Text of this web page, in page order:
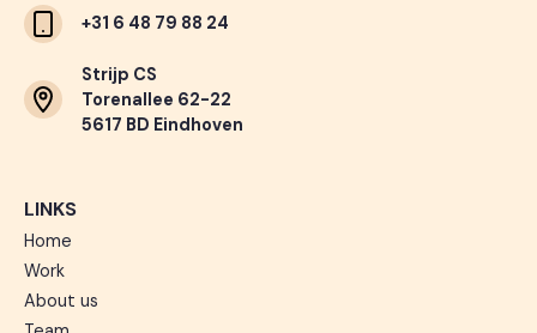
+31 6 48 79 88 24
Strijp CS
Torenallee 62-22
5617 BD Eindhoven
LINKS
Home
Work
About us